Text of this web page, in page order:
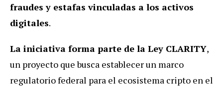
fraudes y estafas vinculadas a los activos
digitales.
La iniciativa forma parte de la Ley CLARITY,
un proyecto que busca establecer un marco
regulatorio federal para el ecosistema cripto en el